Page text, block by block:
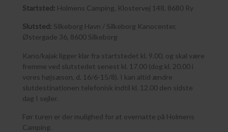
Startsted: Holmens Camping, Klostervej 148, 8680 Ry
Slutsted: Silkeborg Havn / Silkeborg Kanocenter,
Østergade 36, 8600 Silkeborg
Kano/kajak ligger klar fra startstedet kl. 9.00, og skal være
fremme ved slutstedet senest kl. 17.00 (dog kl. 20.00 i
vores højsæson, d. 16/6-15/8). I kan altid ændre
slutdestinationen telefonisk indtil kl. 12.00 den sidste
dag I sejler.
Før turen er der mulighed for at overnatte på Holmens
Camping.